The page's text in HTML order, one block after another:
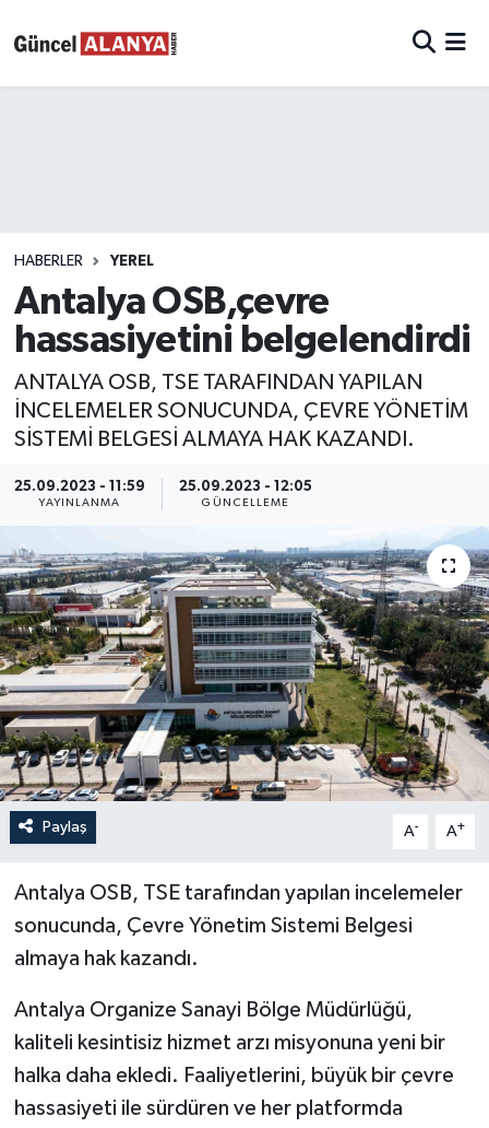
HABERLER YEREL
Antalya OSB,çevre
hassasiyetini belgelendirdi
ANTALYA OSB, TSE TARAFINDAN YAPILAN
İNCELEMELER SONUCUNDA, ÇEVRE YÖNETİM
SİSTEMİ BELGESİ ALMAYA HAK KAZANDI.
25.09.2023 - 11:59
YAYINLANMA
25.09.2023 - 12:05
GÜNCELLEME
Paylaş A- A+
Antalya OSB, TSE tarafından yapılan incelemeler
sonucunda, Çevre Yönetim Sistemi Belgesi
almaya hak kazandı.
Antalya Organize Sanayi Bölge Müdürlüğü,
kaliteli kesintisiz hizmet arzı misyonuna yeni bir
halka daha ekledi. Faaliyetlerini, büyük bir çevre
hassasiyeti ile sürdüren ve her platformda